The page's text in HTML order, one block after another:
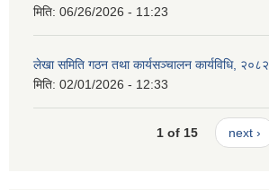
मिति: 06/26/2026 - 11:23
लेखा समिति गठन तथा कार्यसञ्चालन कार्यविधि, २०८२
मिति: 02/01/2026 - 12:33
1 of 15 next ›